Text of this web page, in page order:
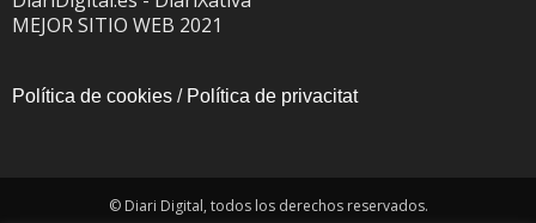
MEJOR SITIO WEB 2021
Política de cookies / Política de privacitat
© Diari Digital, todos los derechos reservados.